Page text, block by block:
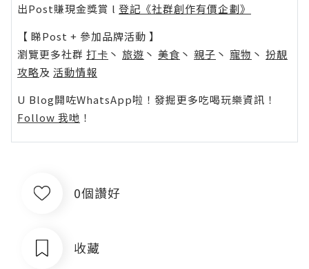
出Post賺現金獎賞 l 登記《社群創作有價企劃》
【 睇Post + 參加品牌活動 】
瀏覽更多社群 打卡 丶 旅遊 丶 美食 丶 親子 丶 寵物 丶 扮靚
攻略及 活動情報
U Blog開咗WhatsApp啦！發掘更多吃喝玩樂資訊！
Follow 我哋 ！
0個讚好
收藏